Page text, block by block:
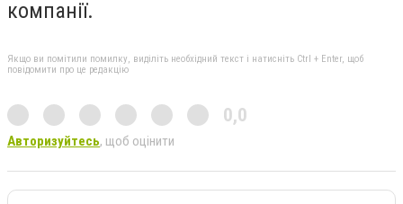
компанії.
Якщо ви помітили помилку, виділіть необхідний текст і натисніть Ctrl + Enter, щоб
повідомити про це редакцію
0,0
Авторизуйтесь, щоб оцінити